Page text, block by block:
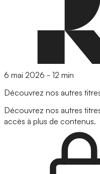
6 mai 2026 - 12 min
Découvrez nos autres
Découvrez nos autres
accès à plus de contenus.